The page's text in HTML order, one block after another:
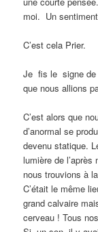
moi. Un
C’est cela Prier.
Je fis le signe de
que nous allions
C’est alors que
d’anormal se
devenu statique.
lumière de
nous trouvions à
C’était le même
grand calvaire
cerveau ! Tous